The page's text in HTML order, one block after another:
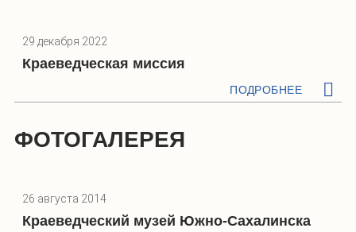
29 декабря 2022
Краеведческая миссия
ПОДРОБНЕЕ
ФОТОГАЛЕРЕЯ
26 августа 2014
Краеведческий музей Южно-Сахалинска